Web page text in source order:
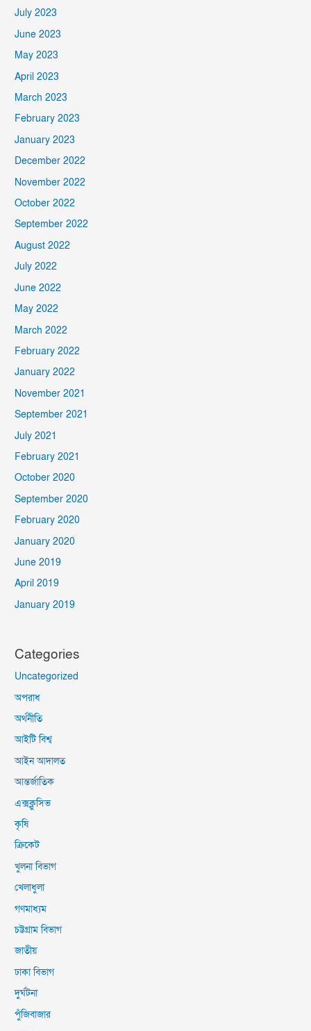
July 2023
June 2023
May 2023
April 2023
March 2023
February 2023
January 2023
December 2022
November 2022
October 2022
September 2022
August 2022
July 2022
June 2022
May 2022
March 2022
February 2022
January 2022
November 2021
September 2021
July 2021
February 2021
October 2020
September 2020
February 2020
January 2020
June 2019
April 2019
January 2019
Categories
Uncategorized
অপরাধ
অর্থনীতি
আইটি বিশ্ব
আইন আদালত
আন্তর্জাতিক
এক্সক্লুসিভ
কৃষি
ক্রিকেট
খুলনা বিভাগ
খেলাধুলা
গণমাধ্যম
চট্টগ্রাম বিভাগ
জাতীয়
ঢাকা বিভাগ
দুর্ঘটনা
পুঁজিবাজার